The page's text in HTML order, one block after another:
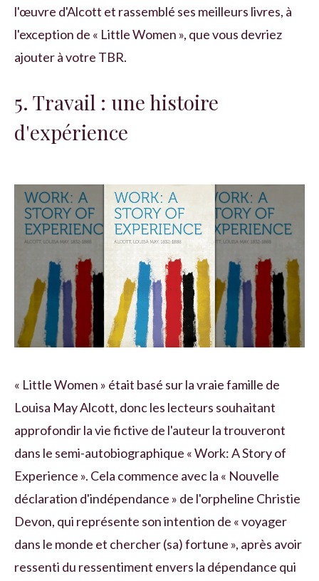
l'œuvre d'Alcott et rassemblé ses meilleurs livres, à
l'exception de « Little Women », que vous devriez
ajouter à votre TBR.
5. Travail : une histoire
d'expérience
« Little Women » était basé sur la vraie famille de
Louisa May Alcott, donc les lecteurs souhaitant
approfondir la vie fictive de l'auteur la trouveront
dans le semi-autobiographique « Work: A Story of
Experience ». Cela commence avec la « Nouvelle
déclaration d'indépendance » de l'orpheline Christie
Devon, qui représente son intention de « voyager
dans le monde et chercher (sa) fortune », après avoir
ressenti du ressentiment envers la dépendance qui